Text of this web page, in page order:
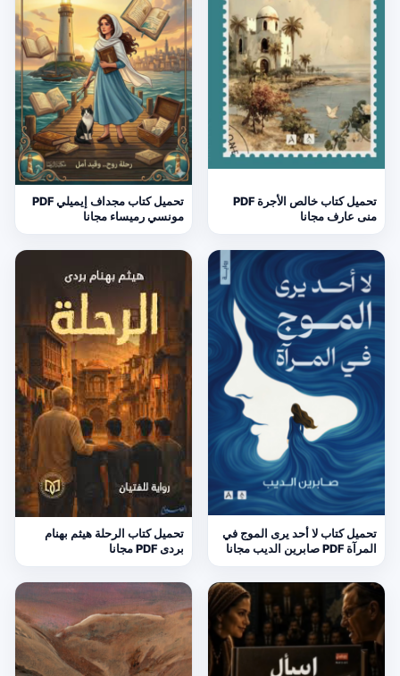
تحميل كتاب خالص الأجرة PDF
منى عارف مجانا
تحميل كتاب مجداف إيميلي PDF
مونسي رميساء مجانا
تحميل كتاب لا أحد يرى الموج في
المرآة PDF صابرين الديب مجانا
تحميل كتاب الرحلة هيثم بهنام
بردى PDF مجانا